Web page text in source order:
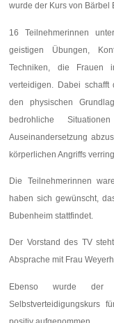
wurde der Kurs von Bärbel
16 Teilnehmerinnen
geistigen Übungen,
Techniken, die Frauen
verteidigen. Dabei
den physischen
bedrohliche
Auseinandersetzung
körperlichen Angriffs
Die Teilnehmerinnen
haben sich gewünscht,
Bubenheim stattfindet.
Der Vorstand des TV
Absprache mit Frau
Ebenso wurde der
Selbstverteidigungskurs